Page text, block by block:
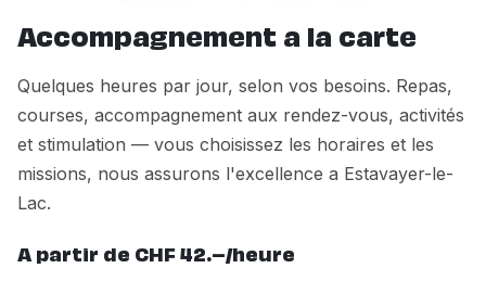
Accompagnement a la carte
Quelques heures par jour, selon vos besoins. Repas,
courses, accompagnement aux rendez-vous, activités
et stimulation — vous choisissez les horaires et les
missions, nous assurons l'excellence a Estavayer-le-
Lac.
A partir de CHF 42.–/heure